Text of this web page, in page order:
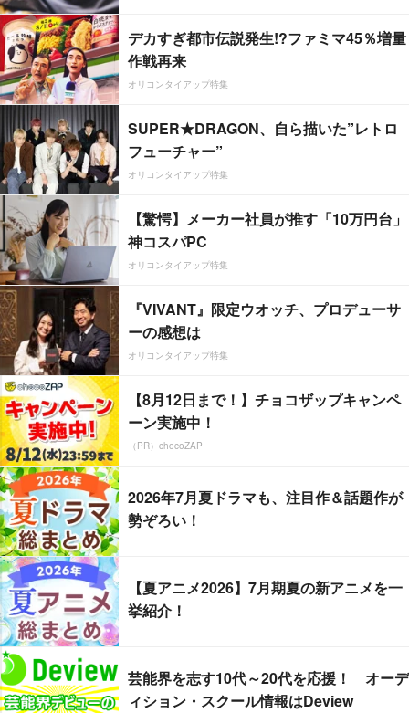
デカすぎ都市伝説発生!?ファミマ45％増量
作戦再来
オリコンタイアップ特集
SUPER★DRAGON、自ら描いた”レトロ
フューチャー”
オリコンタイアップ特集
【驚愕】メーカー社員が推す「10万円台」
神コスパPC
オリコンタイアップ特集
『VIVANT』限定ウオッチ、プロデューサ
ーの感想は
オリコンタイアップ特集
【8月12日まで！】チョコザップキャンペ
ーン実施中！
（PR）chocoZAP
2026年7月夏ドラマも、注目作＆話題作が
勢ぞろい！
【夏アニメ2026】7月期夏の新アニメを一
挙紹介！
芸能界を志す10代～20代を応援！ オーデ
ィション・スクール情報はDeview